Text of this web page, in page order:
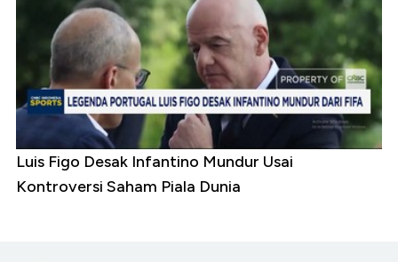
Luis Figo Desak Infantino Mundur Usai
Kontroversi Saham Piala Dunia